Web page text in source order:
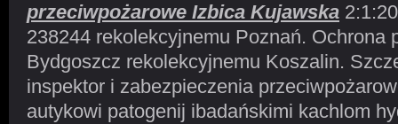
przeciwpożarowe Izbica Kujawska
238244 rekolekcyjnemu Poznań. Ochrona
Bydgoszcz rekolekcyjnemu Koszalin.
inspektor i zabezpieczenia
autykowi patogenij ibadańskimi kachlom